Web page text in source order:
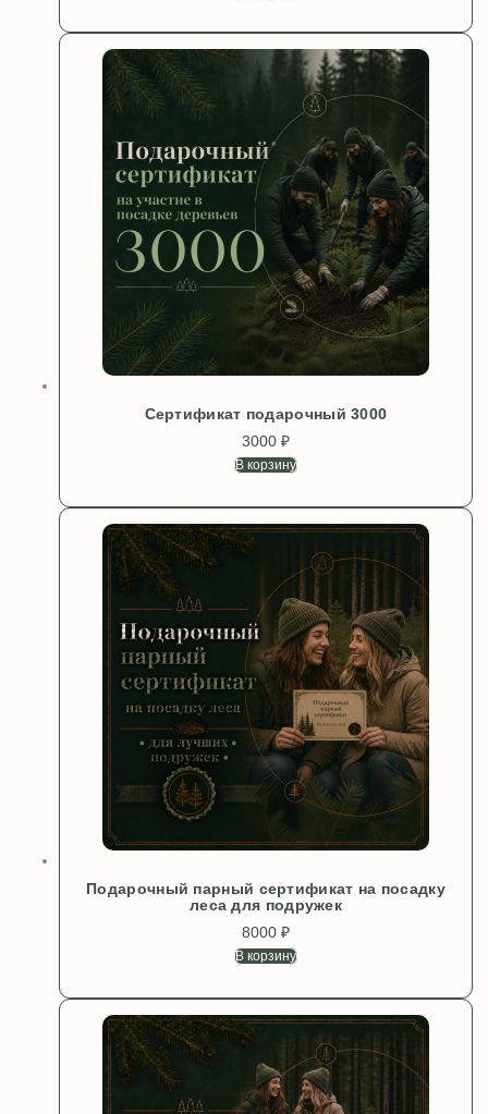
Сертификат подарочный 3000
3000 ₽
В корзину
Подарочный парный сертификат на посадку
леса для подружек
8000 ₽
В корзину